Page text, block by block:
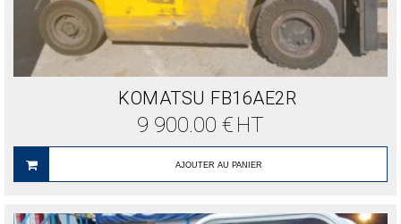
KOMATSU FB16AE2R
9 900.00 € HT
AJOUTER AU PANIER